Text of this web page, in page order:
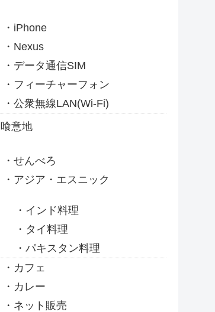
iPhone
Nexus
データ通信SIM
フィーチャーフォン
公衆無線LAN(Wi-Fi)
喰意地
せんべろ
アジア・エスニック
インド料理
タイ料理
パキスタン料理
カフェ
カレー
ネット販売